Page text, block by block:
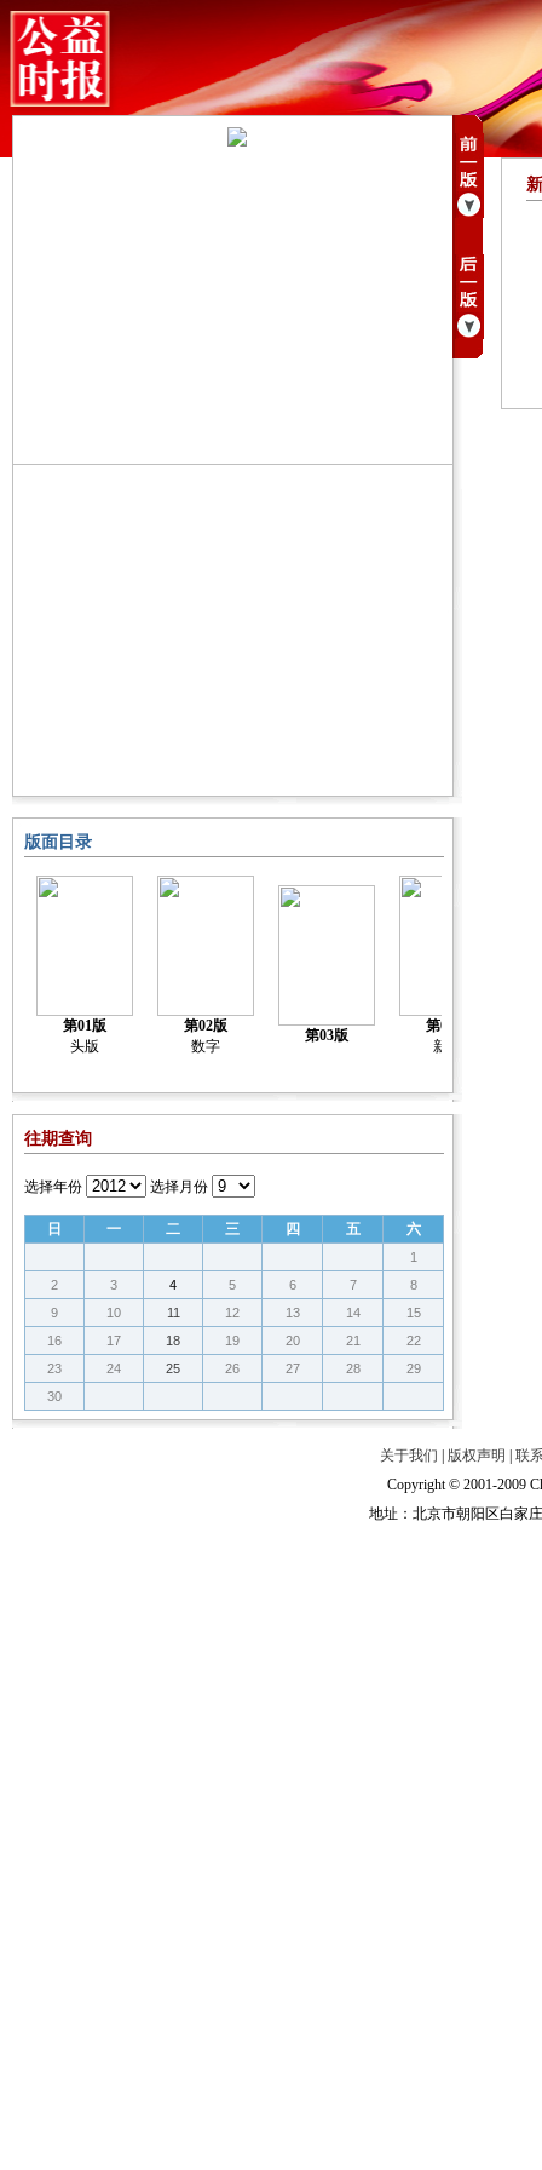
版面目录
第01版
头版
第02版
数字
第03版
第04版
新闻
往期查询
选择年份 选择月份
日 一 二 三 四 五 六
1
2
3 4 5 6 7
8
9
10 11 12 13 14
15
16
17 18 19 20 21
22
23
24 25 26 27 28
29
30
关于我们 版权声明
联
Copyright © 2001-2009
地址：北京市朝阳区白家